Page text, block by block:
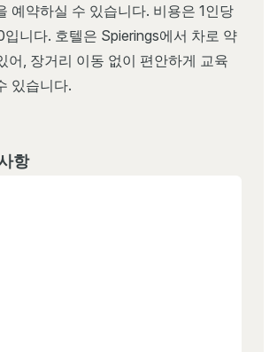
예약하실 수 있습니다. 비용은 1인당
니다. 호텔은 Spierings에서 차로 약
어, 장거리 이동 없이 편안하게 교육
있습니다.
항